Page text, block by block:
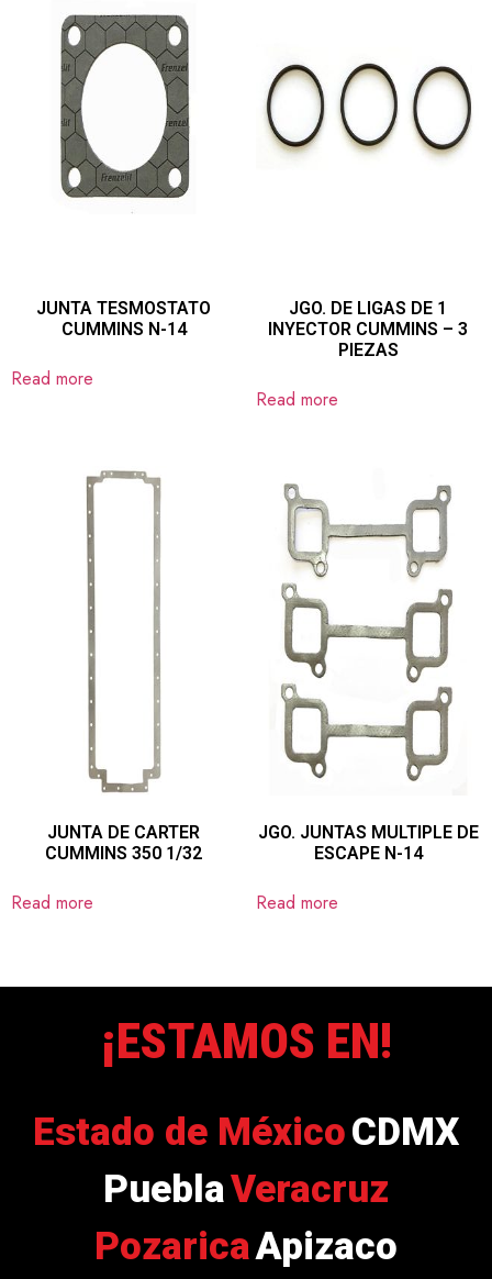
JUNTA TESMOSTATO
CUMMINS N-14
Read more
JGO. DE LIGAS DE 1
INYECTOR CUMMINS – 3
PIEZAS
Read more
JUNTA DE CARTER
CUMMINS 350 1/32
Read more
JGO. JUNTAS MULTIPLE DE
ESCAPE N-14
Read more
¡ESTAMOS EN!
Estado de MéxicoCDMX
PueblaVeracruz
PozaricaApizaco